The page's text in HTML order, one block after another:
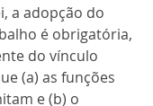
é obrigatória,
do vínculo
(a) as funções
e (b) o